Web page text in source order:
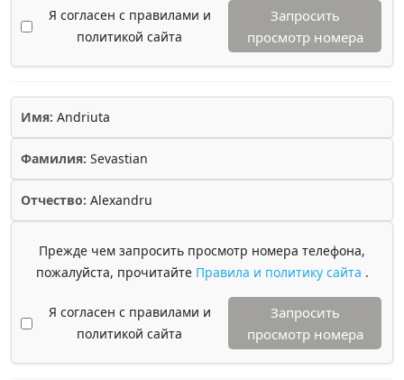
Я согласен с правилами и
политикой сайта
Запросить
просмотр номера
Имя: Andriuta
Фамилия: Sevastian
Отчество: Alexandru
Прежде чем запросить просмотр номера телефона,
пожалуйста, прочитайте Правила и политику сайта .
Я согласен с правилами и
политикой сайта
Запросить
просмотр номера